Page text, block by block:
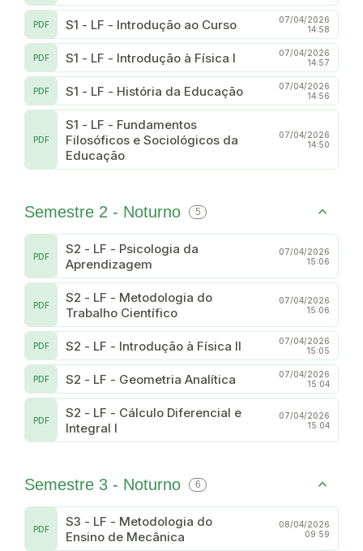
S1 - LF - Introdução ao Curso
PDF
07/04/2026
14:58
S1 - LF - Introdução à Física I
PDF
07/04/2026
14:57
S1 - LF - História da Educação
PDF
07/04/2026
14:56
S1 - LF - Fundamentos
Filosóficos e Sociológicos da
Educação
PDF
07/04/2026
14:50
Semestre 2 - Noturno 5
S2 - LF - Psicologia da
Aprendizagem
PDF
07/04/2026
15:06
S2 - LF - Metodologia do
Trabalho Científico
PDF
07/04/2026
15:06
S2 - LF - Introdução à Física II
PDF
07/04/2026
15:05
S2 - LF - Geometria Analítica
PDF
07/04/2026
15:04
S2 - LF - Cálculo Diferencial e
Integral I
PDF
07/04/2026
15:04
Semestre 3 - Noturno 6
S3 - LF - Metodologia do
Ensino de Mecânica
PDF
08/04/2026
09:59